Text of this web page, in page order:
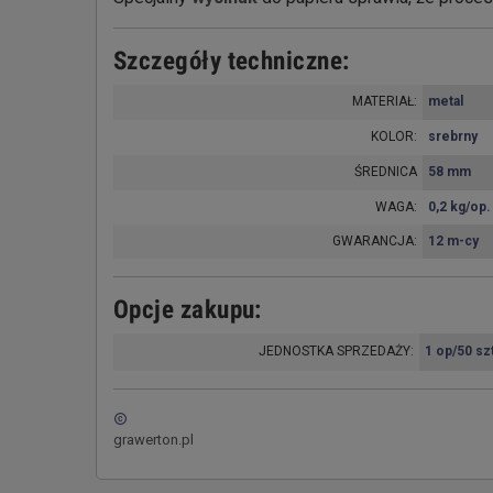
Szczegóły techniczne:
MATERIAŁ: metal
KOLOR: srebrny
ŚREDNICA 58 mm
WAGA: 0,2 kg/op.
GWARANCJA: 12 m-cy
Opcje zakupu:
JEDNOSTKA SPRZEDAŻY: 1 op/50
copyright
grawerton.pl